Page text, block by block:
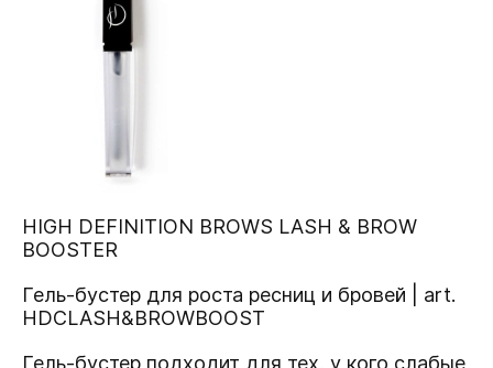
HIGH DEFINITION BROWS LASH & BROW
BOOSTER
Гель-бустер для роста ресниц и бровей | art.
HDCLASH&BROWBOOST
Гель-бустер подходит для тех, у кого слабые,